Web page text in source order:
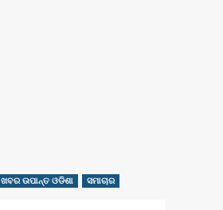
ଖବର ଉପାନ୍ତ ଓଡିଶା ସମାଚାର